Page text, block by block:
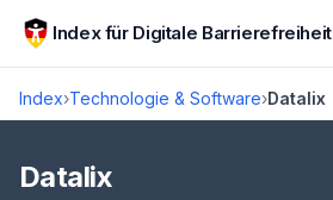
Zum Hauptinhalt springen
Index für Digitale Barrierefreiheit
Index›Technologie & Software›Datalix
Score lädt
Datalix